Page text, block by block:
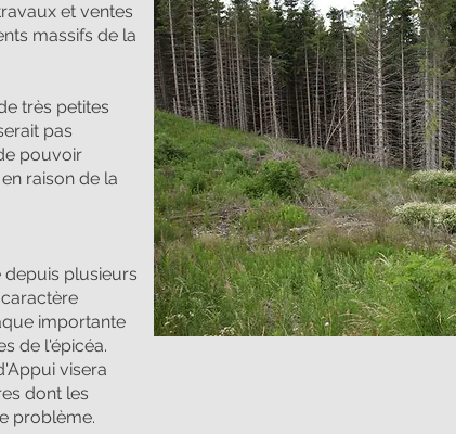
et ventes
massifs de la
très petites
pas
pouvoir
raison de la
depuis plusieurs
importante
de l'épicéa.
visera
dont les
problème.